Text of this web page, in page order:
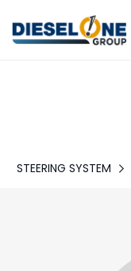
STEERING SYSTEM